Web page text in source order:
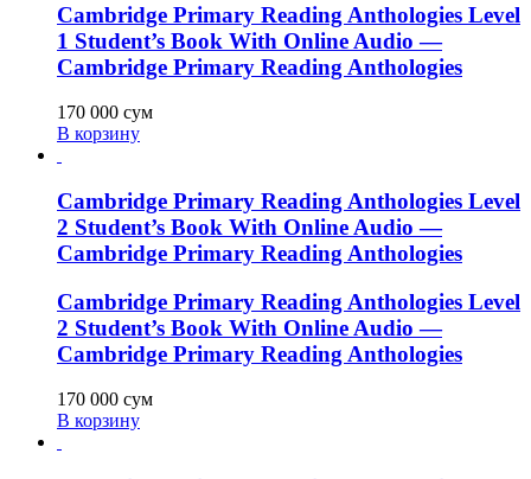
Cambridge Primary Reading Anthologies Level
1 Student’s Book With Online Audio —
Cambridge Primary Reading Anthologies
170 000 сум
В корзину
Cambridge Primary Reading Anthologies Level
2 Student’s Book With Online Audio —
Cambridge Primary Reading Anthologies
Cambridge Primary Reading Anthologies Level
2 Student’s Book With Online Audio —
Cambridge Primary Reading Anthologies
170 000 сум
В корзину